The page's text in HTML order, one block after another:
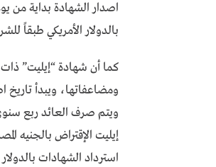
اصدار الشهادة بداية من
بالدولار الأمريكي طبقاً
كما أن شهادة“إيليت”ذات
ومضاعفاتها، ويبدأ تاريخ
ويتم صرف العائد ربع
إيليت الإقتراض بالجنيه
استرداد الشهادات